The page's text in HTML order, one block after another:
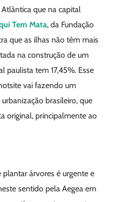
que na capital
Tem Mata, da Fundação
que as ilhas não têm mais
na construção de um
paulista tem 17,45%. Esse
vai fazendo um
brasileiro, que
original, principalmente ao
árvores é urgente e
sentido pela Aegea em